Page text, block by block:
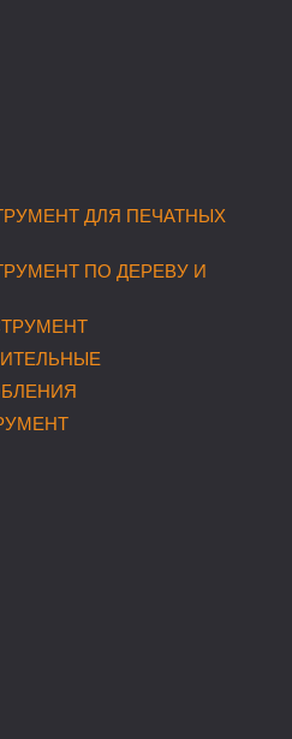
ДЛЯ ПЕЧАТНЫХ
ПО ДЕРЕВУ И